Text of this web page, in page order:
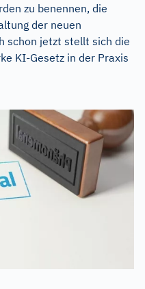
zu benennen, die
der neuen
schon jetzt stellt sich die
KI-Gesetz in der Praxis